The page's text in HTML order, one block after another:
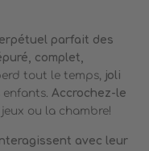
parfait des
complet,
tout le temps, joli
Accrochez-le
ou la chambre!
avec leur